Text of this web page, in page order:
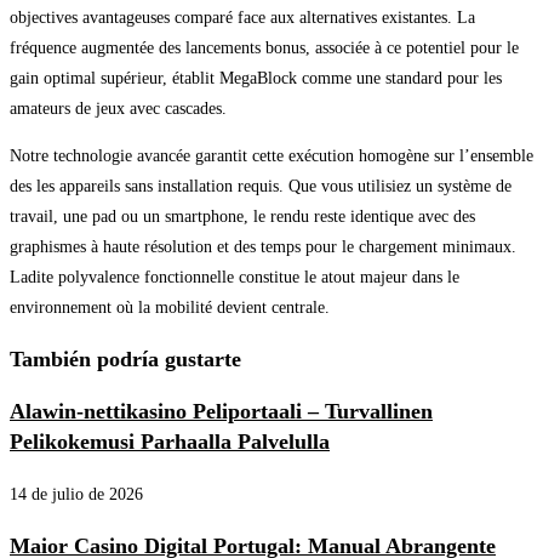
objectives avantageuses comparé face aux alternatives existantes. La
fréquence augmentée des lancements bonus, associée à ce potentiel pour le
gain optimal supérieur, établit MegaBlock comme une standard pour les
amateurs de jeux avec cascades.
Notre technologie avancée garantit cette exécution homogène sur l’ensemble
des les appareils sans installation requis. Que vous utilisiez un système de
travail, une pad ou un smartphone, le rendu reste identique avec des
graphismes à haute résolution et des temps pour le chargement minimaux.
Ladite polyvalence fonctionnelle constitue le atout majeur dans le
environnement où la mobilité devient centrale.
También podría gustarte
Alawin-nettikasino Peliportaali – Turvallinen
Pelikokemusi Parhaalla Palvelulla
14 de julio de 2026
Maior Casino Digital Portugal: Manual Abrangente